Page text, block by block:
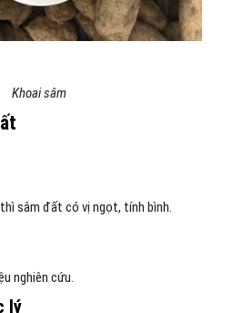
Khoai sâm
sâm đất có vị ngọt, tính bình.
nghiên cứu.
lý